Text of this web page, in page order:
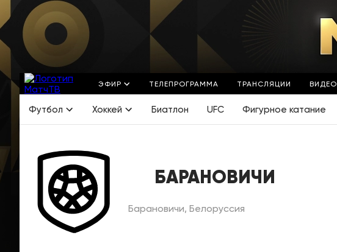
ЭФИР ТЕЛЕПРОГРАММА ТРАНСЛЯЦИИ ВИДЕО
Футбол Хоккей Биатлон UFC Фигурное катание
БАРАНОВИЧИ
Барановичи, Белоруссия